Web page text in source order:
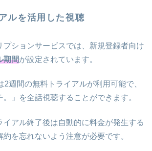
ルを活用した視聴
プションサービスでは、新規登録者向け
期間が設定されています。
2週間の無料トライアルが利用可能で、
。」を全話視聴することができます。
イアル終了後は自動的に料金が発生する
を忘れないよう注意が必要です。